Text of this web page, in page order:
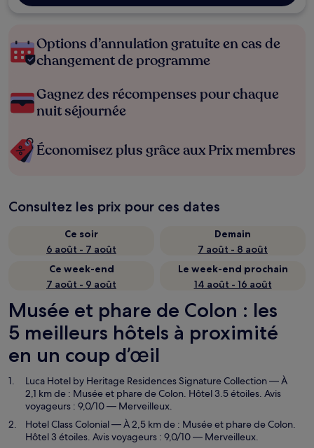
Options d’annulation gratuite en cas de
changement de programme
Gagnez des récompenses pour chaque
nuit séjournée
Économisez plus grâce aux Prix membres
Consultez les prix pour ces dates
Ce soir
6 août - 7 août
Demain
7 août - 8 août
Ce week-end
7 août - 9 août
Le week-end prochain
14 août - 16 août
Musée et phare de Colon : les
5 meilleurs hôtels à proximité
en un coup d’œil
Luca Hotel by Heritage Residences Signature Collection— À
2,1 km de : Musée et phare de Colon. Hôtel 3.5 étoiles. Avis
voyageurs : 9,0/10 — Merveilleux.
Hotel Class Colonial— À 2,5 km de : Musée et phare de Colon.
Hôtel 3 étoiles. Avis voyageurs : 9,0/10 — Merveilleux.